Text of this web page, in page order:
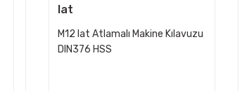
Iat
M12 Iat Atlamalı Makine Kılavuzu
DIN376 HSS